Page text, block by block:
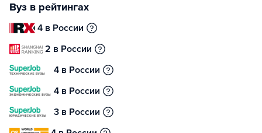
Вуз в рейтингах
4 в России
2 в России
4 в России
4 в России
3 в России